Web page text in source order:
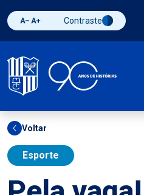
Diminuir fonte
Aumentar fonteAlternar contraste
Contraste
Voltar
Esporte